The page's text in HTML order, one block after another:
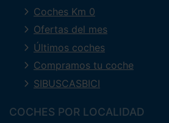
Coches Km 0
Ofertas del mes
Últimos coches
Compramos tu coche
SIBUSCASBICI
COCHES POR LOCALIDAD